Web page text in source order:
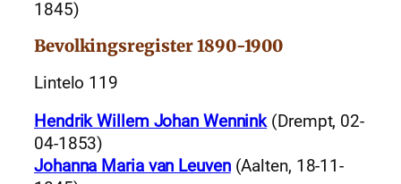
1845)
Bevolkingsregister 1890-1900
Lintelo 119
Hendrik Willem Johan Wennink(Drempt, 02-
04-1853)
Johanna Maria van Leuven(Aalten, 18-11-